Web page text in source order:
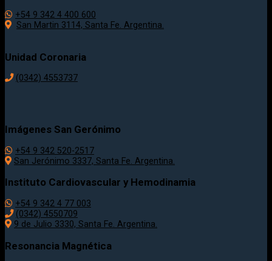
+54 9 342 4 400 600
San Martin 3114, Santa Fe. Argentina.
Unidad Coronaria
(0342) 4553737
Imágenes San Gerónimo
+54 9 342 520-2517
San Jerónimo 3337, Santa Fe. Argentina.
Instituto Cardiovascular y Hemodinamia
+54 9 342 4 77 003
(0342) 4550709
9 de Julio 3330, Santa Fe. Argentina.
Resonancia Magnética